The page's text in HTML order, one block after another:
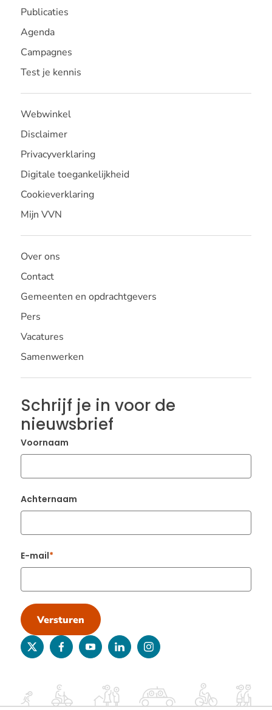
Publicaties
Agenda
Campagnes
Test je kennis
Webwinkel
Disclaimer
Privacyverklaring
Digitale toegankelijkheid
Cookieverklaring
Mijn VVN
Over ons
Contact
Gemeenten en opdrachtgevers
Pers
Vacatures
Samenwerken
Schrijf je in voor de
nieuwsbrief
Voornaam
Achternaam
E-mail
Versturen
twitterfacebookyoutubelinkedininstagram